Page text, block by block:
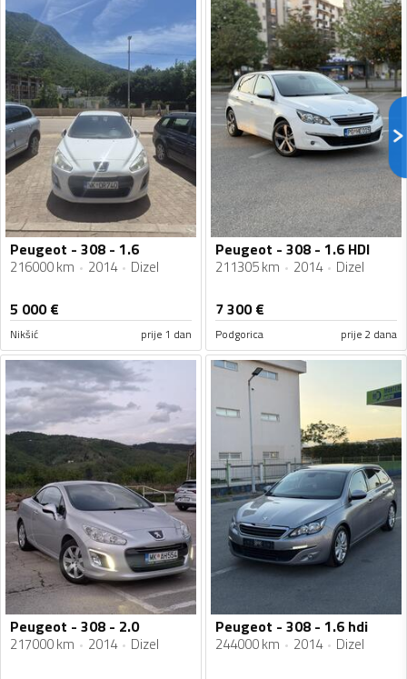
Peugeot - 308 - 1.6
216000 km 2014 Dizel
5 000€
Nikšić prije 1 dan
Peugeot - 308 - 1.6 HDI
211305 km 2014 Dizel
7 300€
Podgorica prije 2 dana
Peugeot - 308 - 2.0
217000 km 2014 Dizel
Peugeot - 308 - 1.6 hdi
244000 km 2014 Dizel